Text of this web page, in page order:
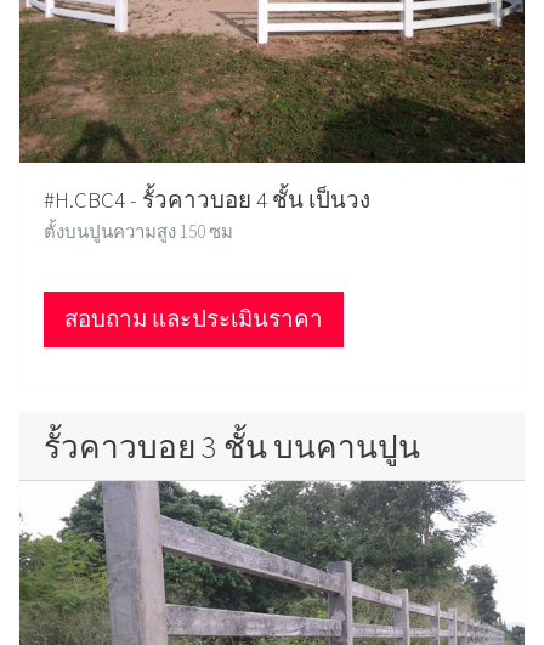
#H.CBC4 - รั้วคาวบอย 4 ชั้น เป็นวง
ตั้งบนปูนความสูง 150 ซม
สอบถาม และประเมินราคา
รั้วคาวบอย 3 ชั้น บนคานปูน